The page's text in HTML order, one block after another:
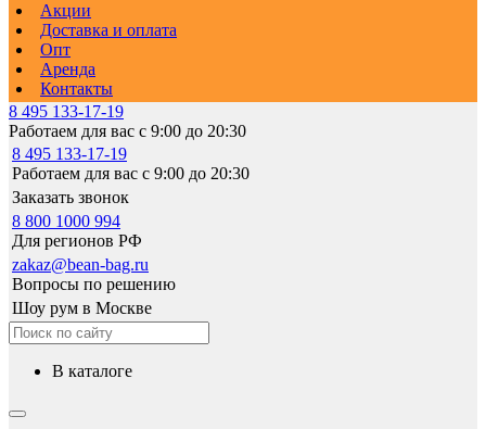
Акции
Доставка и оплата
Опт
Аренда
Контакты
8 495 133-17-19
Работаем для вас с 9:00 до 20:30
8 495 133-17-19
Работаем для вас с 9:00 до 20:30
Заказать звонок
8 800 1000 994
Для регионов РФ
zakaz@bean-bag.ru
Вопросы по решению
Шоу рум в Москве
в каталоге